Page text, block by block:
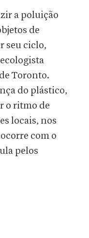
a poluição
de
seu ciclo,
Toronto.
do plástico,
o ritmo de
locais, nos
com o
pelos